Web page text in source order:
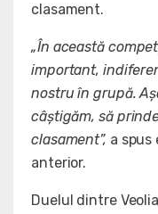
clasament.
„În această
important,
nostru în grupă.
câștigăm, să
clasament”, a
anterior.
Duelul dintre